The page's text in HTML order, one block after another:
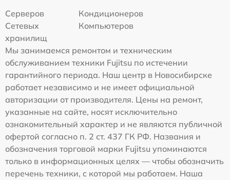
Серверов
Кондиционеров
Сетевых
хранилищ
Компьютеров
Мы занимаемся ремонтом и техническим
обслуживанием техники Fujitsu по истечении
гарантийного периода. Наш центр в Новосибирске
работает независимо и не имеет официальной
авторизации от производителя. Цены на ремонт,
указанные на сайте, носят исключительно
ознакомительный характер и не являются публичной
офертой согласно п. 2 ст. 437 ГК РФ. Названия и
обозначения торговой марки Fujitsu упоминаются
только в информационных целях — чтобы обозначить
перечень техники, с которой мы работаем. Наша